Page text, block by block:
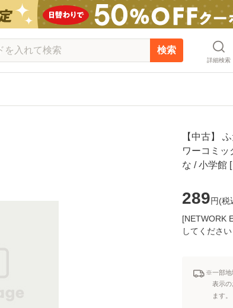
検索
詳細検索
【中古】
ワーコミッ
な / 小学館
289円(税
[NETWORK
してください
※一部地
表示の
ます。